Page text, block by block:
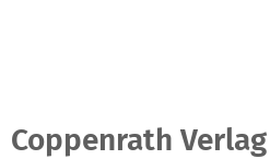
Coppenrath Verlag